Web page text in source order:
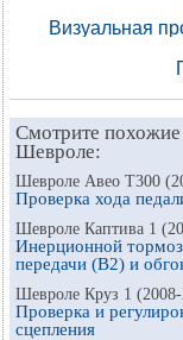
Визуальная
Смотрите похожие
Шевроле:
Шевроле Авео Т300
Проверка хода
Шевроле Каптива 1
Инерционной
передачи (B2) и
Шевроле Круз 1
Проверка и
сцепления